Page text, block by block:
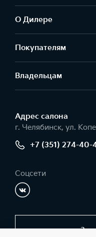
О Дилере
Покупателям
Владельцам
Адрес салонa
г. Челябинск, ул.
+7 (351) 274-40-
Соцсети